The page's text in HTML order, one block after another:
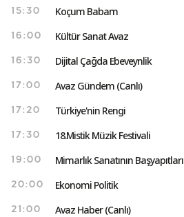
15:30 Koçum Babam
16:00 Kültür Sanat Avaz
16:30 Dijital Çağda Ebeveynlik
17:00 Avaz Gündem (Canlı)
17:20 Türkiye'nin Rengi
17:30 18.Mistik Müzik Festivali
19:00 Mimarlık Sanatının Başyapıtları
20:00 Ekonomi Politik
21:00 Avaz Haber (Canlı)